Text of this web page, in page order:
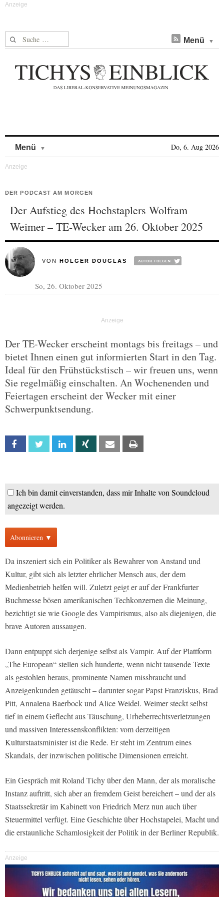
Suche nach: Menü
Menü Do, 6. Aug 2026
DER PODCAST AM MORGEN
Der Aufstieg des Hochstaplers Wolfram
Weimer – TE-Wecker am 26. Oktober 2025
VON HOLGER DOUGLAS
So, 26. Oktober 2025
Der TE-Wecker erscheint montags bis freitags – und
bietet Ihnen einen gut informierten Start in den Tag.
Ideal für den Frühstückstisch – wir freuen uns, wenn
Sie regelmäßig einschalten. An Wochenenden und
Feiertagen erscheint der Wecker mit einer
Schwerpunktsendung.
Facebook Twitter Linkedin Xing Email
Ich bin damit einverstanden, dass mir Inhalte von Soundcloud
angezeigt werden.
Abonnieren ▼
Da inszeniert sich ein Politiker als Bewahrer von Anstand und
Kultur, gibt sich als letzter ehrlicher Mensch aus, der dem
Medienbetrieb helfen will. Zuletzt geigt er auf der Frankfurter
Buchmesse bösen amerikanischen Techkonzernen die Meinung,
bezichtigt sie wie Google des Vampirismus, also als diejenigen, die
brave Autoren aussaugen.
Dann entpuppt sich derjenige selbst als Vampir. Auf der Plattform
„The European“ stellen sich hunderte, wenn nicht tausende Texte
als gestohlen heraus, prominente Namen missbraucht und
Anzeigenkunden getäuscht – darunter sogar Papst Franziskus, Brad
Pitt, Annalena Baerbock und Alice Weidel. Weimer steckt selbst
tief in einem Geflecht aus Täuschung, Urheberrechtsverletzungen
und massiven Interessenskonflikten: vom derzeitigen
Kulturstaatsminister ist die Rede. Er steht im Zentrum eines
Skandals, der inzwischen politische Dimensionen erreicht.
Ein Gespräch mit Roland Tichy über den Mann, der als moralische
Instanz auftritt, sich aber an fremdem Geist bereichert – und der als
Staatssekretär im Kabinett von Friedrich Merz nun auch über
Steuermittel verfügt. Eine Geschichte über Hochstapelei, Macht und
die erstaunliche Schamlosigkeit der Politik in der Berliner Republik.
Anzeige